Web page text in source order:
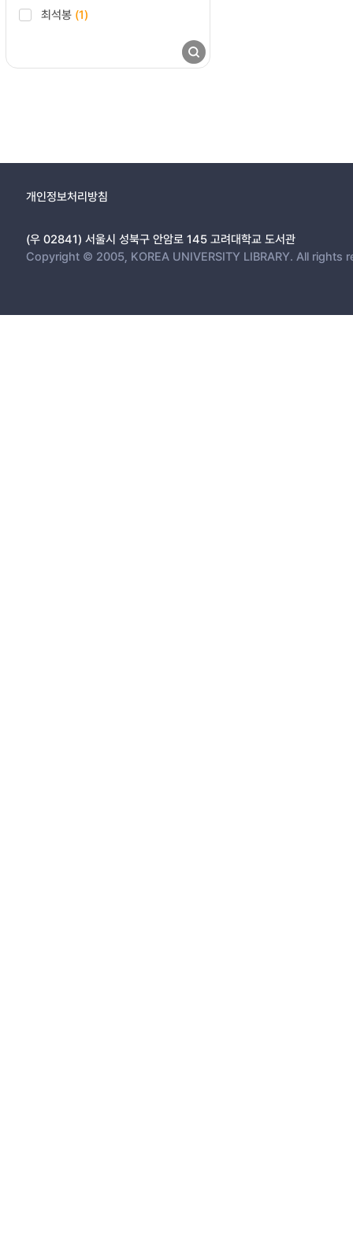
최석봉 (1)
개인정보처리방침
(우 02841) 서울시 성북구 안암로 145 고려대학교 도서관
Copyright © 2005, KOREA UNIVERSITY LIBRARY. All rights